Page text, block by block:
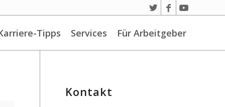
Tipps Services Für Arbeitgeber
Kontakt